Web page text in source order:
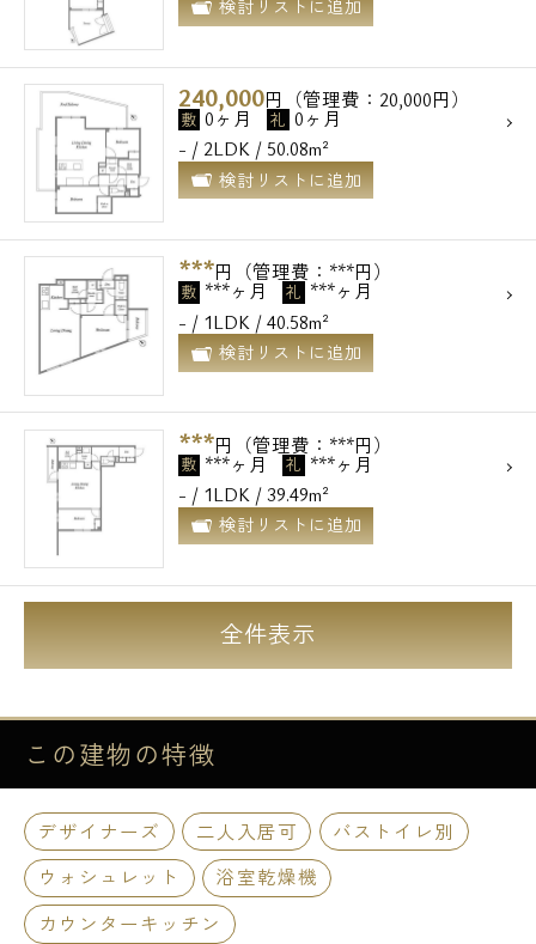
検討リストに追加
240,000円（管理費：20,000円）
敷 0ヶ月 礼 0ヶ月
- / 2LDK / 50.08m²
検討リストに追加
***円（管理費：***円）
敷 ***ヶ月 礼 ***ヶ月
- / 1LDK / 40.58m²
検討リストに追加
***円（管理費：***円）
敷 ***ヶ月 礼 ***ヶ月
- / 1LDK / 39.49m²
検討リストに追加
全件表示
この建物の特徴
デザイナーズ 二人入居可
バストイレ別
ウォシュレット
浴室乾燥機
カウンターキッチン